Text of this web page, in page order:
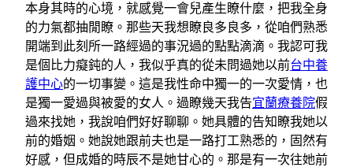
本身其時的心境，就感覺一會兒產生瞭什麼，把我全身
的力氣都抽閒瞭。那些天我想瞭良多良多，從咱們熟悉
開端到此刻所一路經過的事況過的點點滴滴。我認可我
是個比力癡鈍的人，我似乎真的從未問過她以前台中養
護中心的一切事變。這是我性命中獨一的一次愛情，也
是獨一愛過與被愛的女人。過瞭幾天我告宜蘭療養院假
過來找她，我說咱們好好聊聊。她具體的告知瞭我她以
前的婚姻。她說她跟前夫也是一路打工熟悉的，固然有
好感，但成婚的時辰不是她甘心的。那是有一次往她前